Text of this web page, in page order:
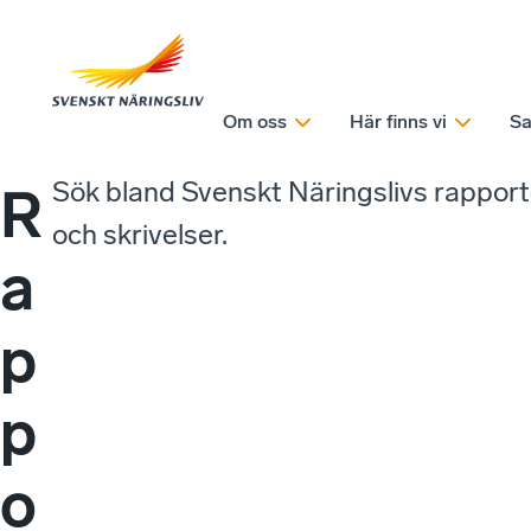
Om oss Här finns vi
R
a
p
p
o
Sök bland Svenskt Näringslivs
och skrivelser.